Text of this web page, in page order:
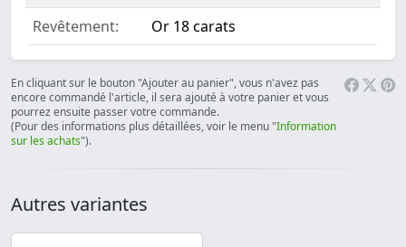
Revêtement: Or 18 carats
En cliquant sur le bouton "Ajouter au panier", vous n'avez pas
encore commandé l'article, il sera ajouté à votre panier et vous
pourrez ensuite passer votre commande.
(Pour des informations plus détaillées, voir le menu "Information
sur les achats").
Autres variantes